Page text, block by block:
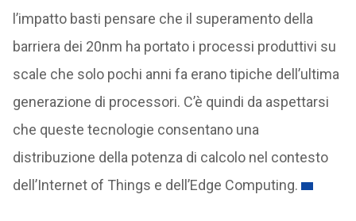
l’impatto basti pensare che il superamento della
barriera dei 20nm ha portato i processi produttivi su
scale che solo pochi anni fa erano tipiche dell’ultima
generazione di processori. C’è quindi da aspettarsi
che queste tecnologie consentano una
distribuzione della potenza di calcolo nel contesto
dell’Internet of Things e dell’Edge Computing.